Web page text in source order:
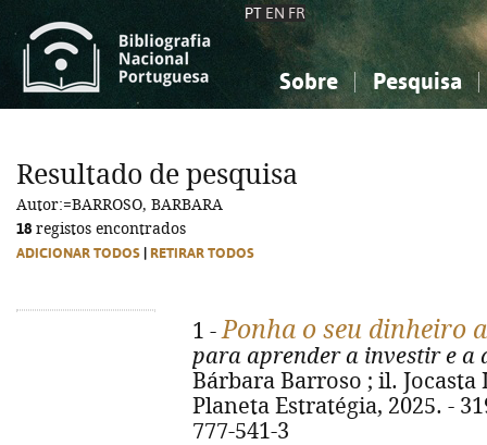
PT EN FR
Sobre Pesquisa
Ciências sociais...
Ciências sociais...
Resultado de pesquisa
Autor:=BARROSO, BARBARA
18 registos encontrados
ADICIONAR TODOS RETIRAR TODOS
1 -Ponha o seu dinheiro
para aprender a investir e
Bárbara Barroso ; il. Jocasta
Planeta Estratégia, 2025. -
777-541-3